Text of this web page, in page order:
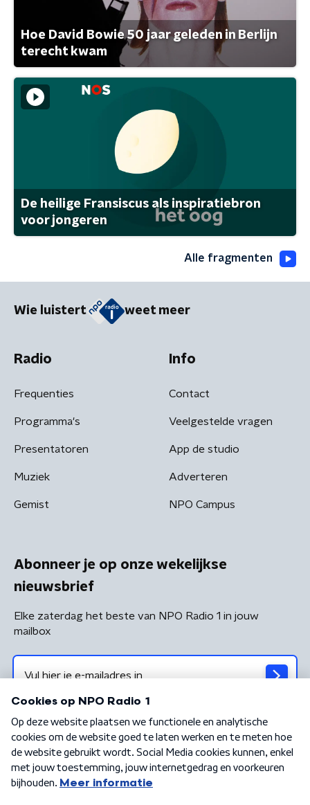
Hoe David Bowie 50 jaar geleden in Berlijn
terecht kwam
De heilige Fransiscus als inspiratiebron
voor jongeren
Alle fragmenten
Wie luistert weet meer
Radio
Frequenties
Programma's
Presentatoren
Muziek
Gemist
Info
Contact
Veelgestelde vragen
App de studio
Adverteren
NPO Campus
Abonneer je op onze wekelijkse
nieuwsbrief
Elke zaterdag het beste van NPO Radio 1 in jouw
mailbox
Algemene voorwaarden